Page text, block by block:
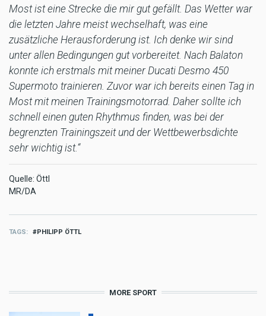
Most ist eine Strecke die mir gut gefällt. Das Wetter war
die letzten Jahre meist wechselhaft, was eine
zusätzliche Herausforderung ist. Ich denke wir sind
unter allen Bedingungen gut vorbereitet. Nach Balaton
konnte ich erstmals mit meiner Ducati Desmo 450
Supermoto trainieren. Zuvor war ich bereits einen Tag in
Most mit meinen Trainingsmotorrad. Daher sollte ich
schnell einen guten Rhythmus finden, was bei der
begrenzten Trainingszeit und der Wettbewerbsdichte
sehr wichtig ist.“
Quelle: Öttl
MR/DA
TAGS PHILIPP ÖTTL
MORE SPORT